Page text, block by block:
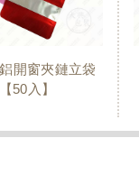
開窗夾鏈立袋
【50入】